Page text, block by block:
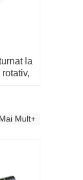
la
Mai Mult+